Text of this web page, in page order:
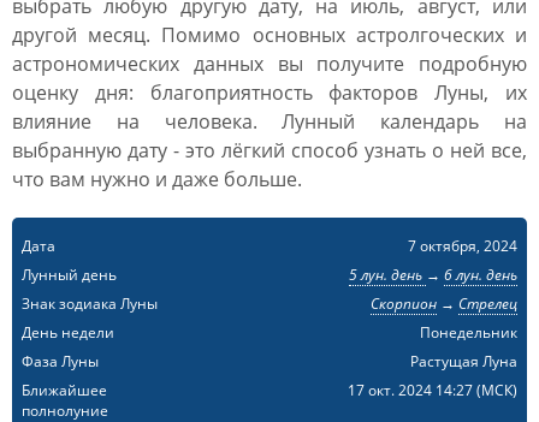
выбрать любую другую дату, на июль, август, или
другой месяц. Помимо основных астролгоческих и
астрономических данных вы получите подробную
оценку дня: благоприятность факторов Луны, их
влияние на человека. Лунный календарь на
выбранную дату - это лёгкий способ узнать о ней все,
что вам нужно и даже больше.
Дата
7 октября, 2024
Лунный день
5 лун. день → 6 лун. день
Знак зодиака Луны
Скорпион→ Стрелец
День недели
Понедельник
Фаза Луны
Растущая Луна
Ближайшее
полнолуние
17 окт. 2024 14:27(МСК)